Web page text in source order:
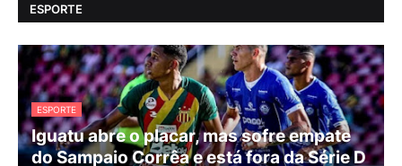
ESPORTE
ESPORTE
Iguatu abre o placar, mas sofre empate
do Sampaio Corrêa e está fora da Série D